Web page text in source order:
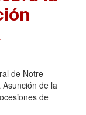
de Notre-
de la
de